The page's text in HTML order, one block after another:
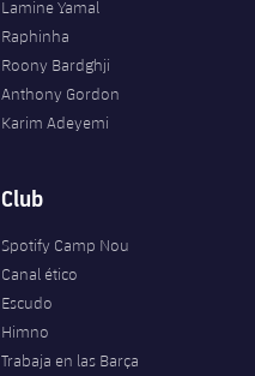
Lamine Yamal
Raphinha
Roony Bardghji
Anthony Gordon
Karim Adeyemi
Club
Spotify Camp Nou
Canal ético
Escudo
Himno
Trabaja en las Barça